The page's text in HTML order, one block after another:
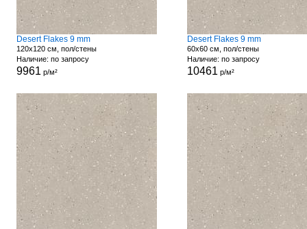
Desert Flakes 9 mm
120x120 см, пол/стены
Наличие: по запросу
9961 р/м²
Desert Flakes 9 mm
60x60 см, пол/стены
Наличие: по запросу
10461 р/м²